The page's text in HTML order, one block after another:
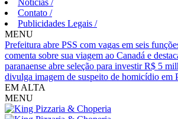
Notícias /
Contato /
Publicidades Legais /
MENU
Prefeitura abre PSS com vagas em seis
comenta sobre sua viagem ao Canadá e
paranaense abre seleção para investir R$ 5
divulga imagem de suspeito de homicídio em
EM ALTA
MENU